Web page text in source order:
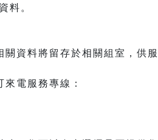
料。
資料將留存於相關組室，供
電服務專線：